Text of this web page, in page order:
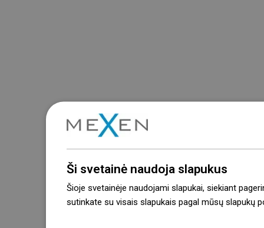
Ši svetainė naudoja slapukus
Šioje svetainėje naudojami slapukai, siekiant
sutinkate su visais slapukais pagal mūsų slapukų